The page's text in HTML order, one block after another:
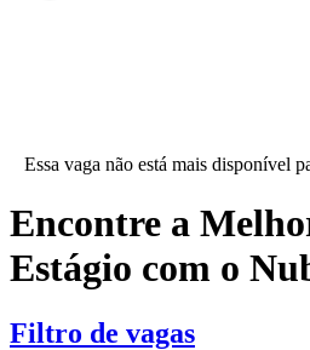
Essa vaga não está mais disponível
Encontre a
Estágio com o
Filtro de vagas